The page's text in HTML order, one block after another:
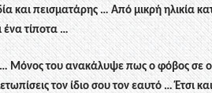
και πεισματάρης … Από μικρή ηλικία
ένα τίποτα …
… Μόνος του ανακάλυψε πως ο φόβος σε
τον ίδιο σου τον εαυτό … Έτσι